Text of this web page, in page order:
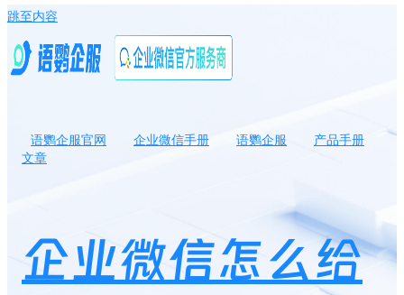
跳至内容
语鹦企服官网 企业微信手册 语鹦企服
产品手册
文章
企业微信怎么给